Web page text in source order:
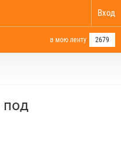
Вход
в мою ленту 2679
под